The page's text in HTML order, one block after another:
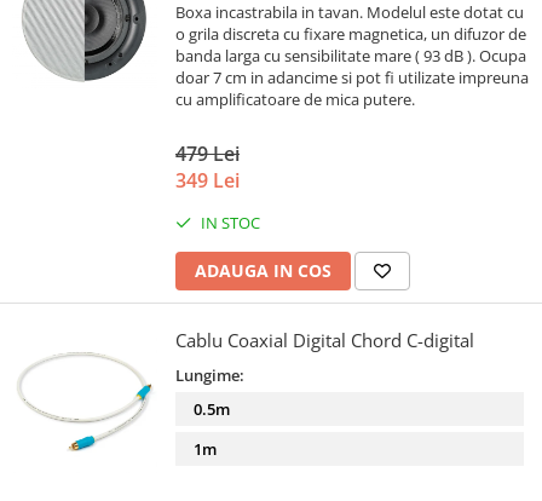
Boxa incastrabila in tavan. Modelul este dotat cu
o grila discreta cu fixare magnetica, un difuzor de
banda larga cu sensibilitate mare ( 93 dB ). Ocupa
doar 7 cm in adancime si pot fi utilizate impreuna
cu amplificatoare de mica putere.
479 Lei
349 Lei
IN STOC
ADAUGA IN COS
Cablu Coaxial Digital Chord C-digital
Lungime:
0.5m
1m